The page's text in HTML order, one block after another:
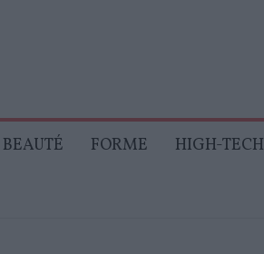
BEAUTÉ FORME HIGH-TECH